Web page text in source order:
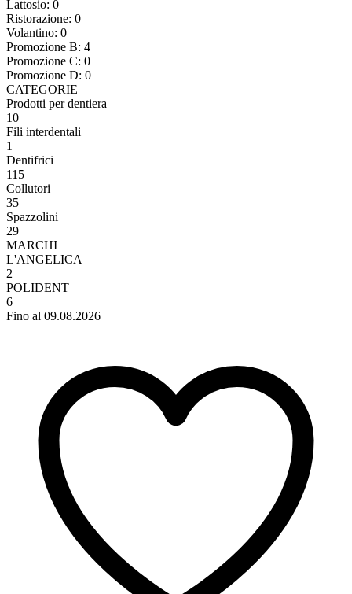
Lattosio: 0
Ristorazione: 0
Volantino: 0
Promozione B: 4
Promozione C: 0
Promozione D: 0
CATEGORIE
Prodotti per dentiera
10
Fili interdentali
1
Dentifrici
115
Collutori
35
Spazzolini
29
MARCHI
L'ANGELICA
2
POLIDENT
6
Fino al 09.08.2026